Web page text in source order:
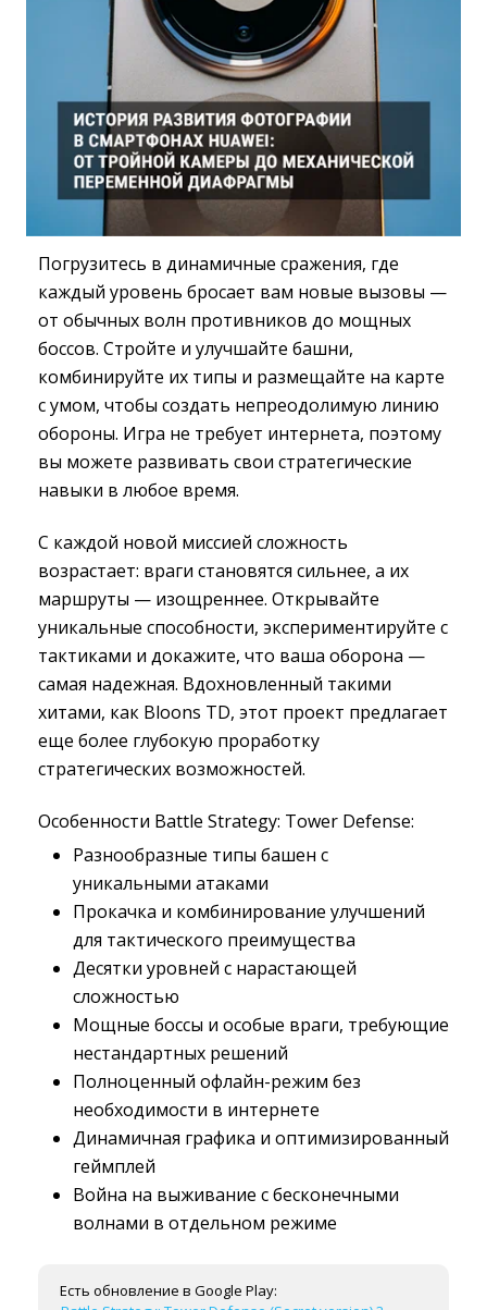
Погрузитесь в динамичные сражения, где
каждый уровень бросает вам новые вызовы —
от обычных волн противников до мощных
боссов. Стройте и улучшайте башни,
комбинируйте их типы и размещайте на карте
с умом, чтобы создать непреодолимую линию
обороны. Игра не требует интернета, поэтому
вы можете развивать свои стратегические
навыки в любое время.
С каждой новой миссией сложность
возрастает: враги становятся сильнее, а их
маршруты — изощреннее. Открывайте
уникальные способности, экспериментируйте с
тактиками и докажите, что ваша оборона —
самая надежная. Вдохновленный такими
хитами, как Bloons TD, этот проект предлагает
еще более глубокую проработку
стратегических возможностей.
Особенности Battle Strategy: Tower Defense:
Разнообразные типы башен с
уникальными атаками
Прокачка и комбинирование улучшений
для тактического преимущества
Десятки уровней с нарастающей
сложностью
Мощные боссы и особые враги, требующие
нестандартных решений
Полноценный офлайн-режим без
необходимости в интернете
Динамичная графика и оптимизированный
геймплей
Война на выживание с бесконечными
волнами в отдельном режиме
Есть обновление в Google Play: